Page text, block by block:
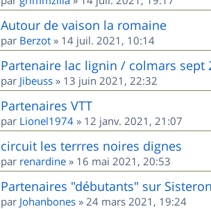
Autour de vaison la romaine
par Berzot » 14 juil. 2021, 10:14
Partenaire lac lignin / colmars sept
par Jibeuss » 13 juin 2021, 22:32
Partenaires VTT
par Lionel1974 » 12 janv. 2021, 21:07
circuit les terrres noires dignes
par renardine » 16 mai 2021, 20:53
Partenaires "débutants" sur
par Johanbones » 24 mars 2021, 19:24